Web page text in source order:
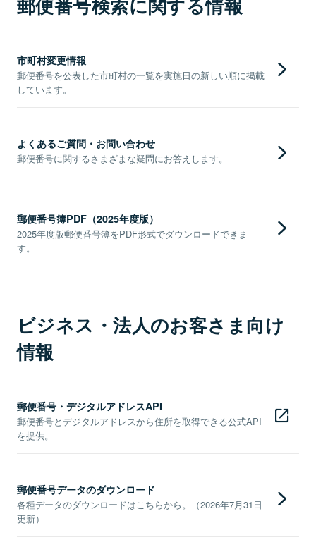
郵便番号検索に関する情報
市町村変更情報
郵便番号を公表した市町村の一覧を実施日の新しい順に掲載
しています。
よくあるご質問・お問い合わせ
郵便番号に関するさまざまな疑問にお答えします。
郵便番号簿PDF（2025年度版）
2025年度版郵便番号簿をPDF形式でダウンロードできま
す。
ビジネス・法人のお客さま向け
情報
郵便番号・デジタルアドレスAPI
郵便番号とデジタルアドレスから住所を取得できる公式API
を提供。
郵便番号データのダウンロード
各種データのダウンロードはこちらから。（2026年7月31日
更新）